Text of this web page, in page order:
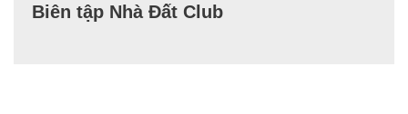
Biên tập Nhà Đất Club